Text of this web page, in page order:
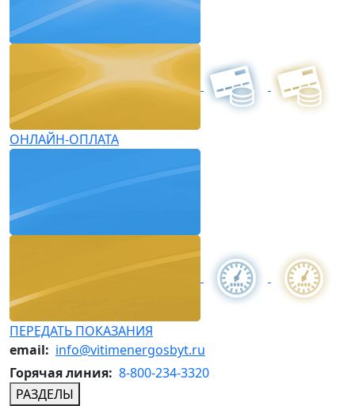
ОНЛАЙН-ОПЛАТА
ПЕРЕДАТЬ ПОКАЗАНИЯ
email: info@vitimenergosbyt.ru
Горячая линия: 8-800-234-3320
РАЗДЕЛЫ